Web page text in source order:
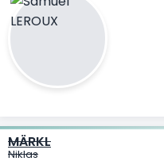
MÄRKL
Niklas